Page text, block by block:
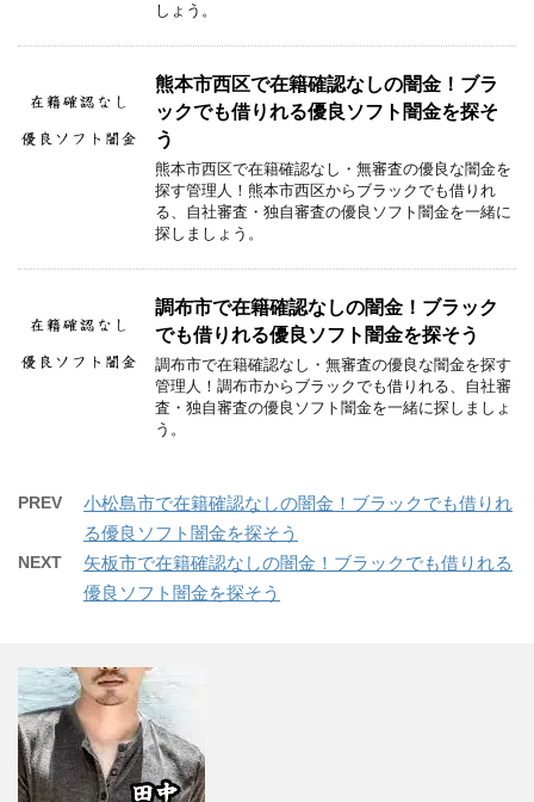
しょう。
熊本市西区で在籍確認なしの闇金！ブラ
ックでも借りれる優良ソフト闇金を探そ
う
熊本市西区で在籍確認なし・無審査の優良な闇金を
探す管理人！熊本市西区からブラックでも借りれ
る、自社審査・独自審査の優良ソフト闇金を一緒に
探しましょう。
調布市で在籍確認なしの闇金！ブラック
でも借りれる優良ソフト闇金を探そう
調布市で在籍確認なし・無審査の優良な闇金を探す
管理人！調布市からブラックでも借りれる、自社審
査・独自審査の優良ソフト闇金を一緒に探しましょ
う。
PREV
小松島市で在籍確認なしの闇金！ブラックでも借りれ
る優良ソフト闇金を探そう
NEXT
矢板市で在籍確認なしの闇金！ブラックでも借りれる
優良ソフト闇金を探そう